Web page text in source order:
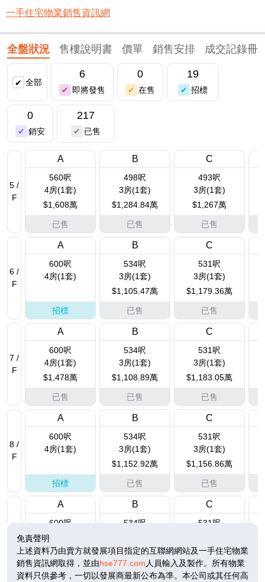
一手住宅物業銷售資訊網
全盤狀況 售樓說明書 價單 銷售安排 成交記錄冊
全部
6
即將發售
0
在售
19
招標
0
銷安
217
已售
5 /
F
6 /
F
7 /
F
8 /
F
A
560呎
4房(1套)
$1,608萬
已售
B
498呎
3房(1套)
$1,284.84萬
已售
C
493呎
3房(1套)
$1,267萬
已售
A
600呎
4房(1套)
招標
B
534呎
3房(1套)
$1,105.47萬
已售
C
531呎
3房(1套)
$1,179.36萬
已售
A
600呎
4房(1套)
$1,478萬
已售
B
534呎
3房(1套)
$1,108.89萬
已售
C
531呎
3房(1套)
$1,183.05萬
已售
A
600呎
4房(1套)
招標
B
534呎
3房(1套)
$1,152.92萬
已售
C
531呎
3房(1套)
$1,156.86萬
已售
A
600呎
4房(1套)
$1,488萬
已售
B
534呎
$1,115.73萬
已售
C
531呎
$1,163.28萬
已售
免責聲明
上述資料乃由賣方就發展項目指定的互聯網網站及一手住宅物業
銷售資訊網取得，並由hse777.com 人員輸入及製作。所有物業
資料只供參考，一切以發展商最新公布為準。本公司或其任何高